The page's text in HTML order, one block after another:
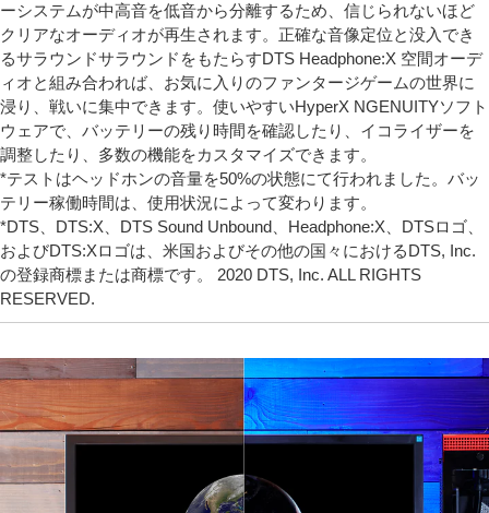
ーシステムが中高音を低音から分離するため、信じられないほど
クリアなオーディオが再生されます。正確な音像定位と没入でき
るサラウンドサラウンドをもたらすDTS Headphone:X 空間オーデ
ィオと組み合われば、お気に入りのファンタージゲームの世界に
浸り、戦いに集中できます。使いやすいHyperX NGENUITYソフト
ウェアで、バッテリーの残り時間を確認したり、イコライザーを
調整したり、多数の機能をカスタマイズできます。
*テストはヘッドホンの音量を50%の状態にて行われました。バッ
テリー稼働時間は、使用状況によって変わります。
*DTS、DTS:X、DTS Sound Unbound、Headphone:X、DTSロゴ、
およびDTS:Xロゴは、米国およびその他の国々におけるDTS, Inc.
の登録商標または商標です。 2020 DTS, Inc. ALL RIGHTS
RESERVED.